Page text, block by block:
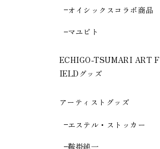
オイシックスコラボ商品
マユビト
ECHIGO-TSUMARI ART F
IELDグッズ
アーティストグッズ
エステル・ストッカー
鞍掛純一